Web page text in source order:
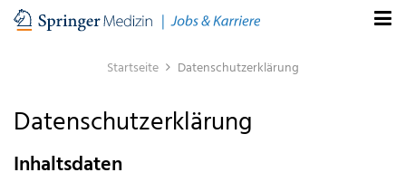
Startseite Datenschutzerklärung
Datenschutzerklärung
Inhaltsdaten